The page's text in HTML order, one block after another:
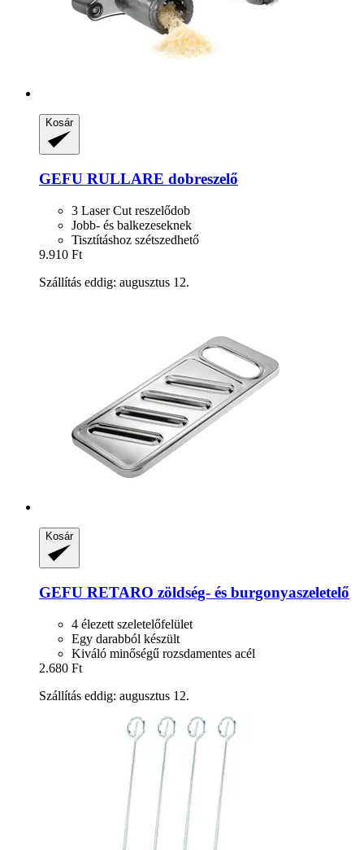
Kosár
GEFU RULLARE dobreszelő
3 Laser Cut reszelődob
Jobb- és balkezeseknek
Tisztításhoz szétszedhető
9.910 Ft
Szállítás eddig: augusztus 12.
Kosár
GEFU RETARO zöldség-​ és burgonyaszeletelő
4 élezett szeletelőfelület
Egy darabból készült
Kiváló minőségű rozsdamentes acél
2.680 Ft
Szállítás eddig: augusztus 12.